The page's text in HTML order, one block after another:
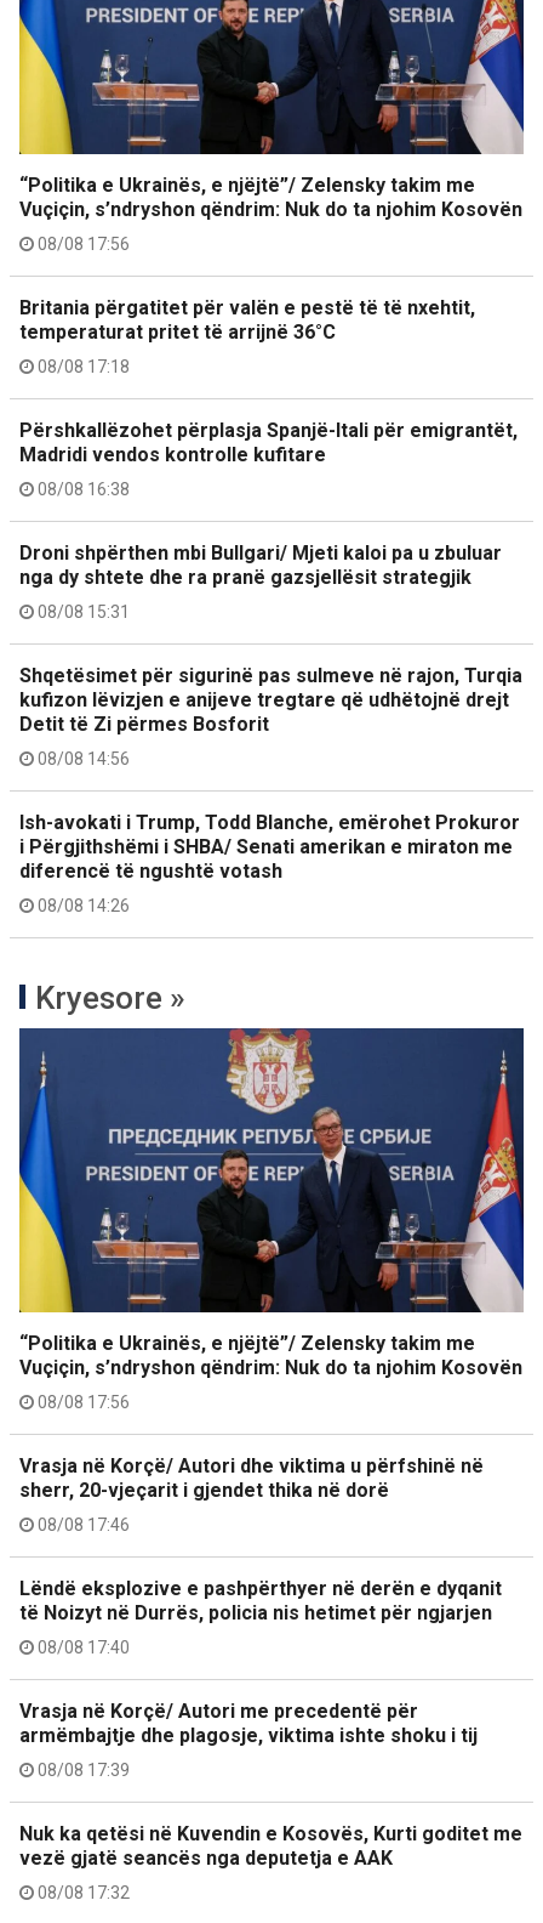
“Politika e Ukrainës, e njëjtë”/ Zelensky takim me
Vuçiçin, s’ndryshon qëndrim: Nuk do ta njohim Kosovën
08/08 17:56
Britania përgatitet për valën e pestë të të nxehtit,
temperaturat pritet të arrijnë 36°C
08/08 17:18
Përshkallëzohet përplasja Spanjë-Itali për emigrantët,
Madridi vendos kontrolle kufitare
08/08 16:38
Droni shpërthen mbi Bullgari/ Mjeti kaloi pa u zbuluar
nga dy shtete dhe ra pranë gazsjellësit strategjik
08/08 15:31
Shqetësimet për sigurinë pas sulmeve në rajon, Turqia
kufizon lëvizjen e anijeve tregtare që udhëtojnë drejt
Detit të Zi përmes Bosforit
08/08 14:56
Ish-avokati i Trump, Todd Blanche, emërohet Prokuror
i Përgjithshëmi i SHBA/ Senati amerikan e miraton me
diferencë të ngushtë votash
08/08 14:26
Kryesore »
“Politika e Ukrainës, e njëjtë”/ Zelensky takim me
Vuçiçin, s’ndryshon qëndrim: Nuk do ta njohim Kosovën
08/08 17:56
Vrasja në Korçë/ Autori dhe viktima u përfshinë në
sherr, 20-vjeçarit i gjendet thika në dorë
08/08 17:46
Lëndë eksplozive e pashpërthyer në derën e dyqanit
të Noizyt në Durrës, policia nis hetimet për ngjarjen
08/08 17:40
Vrasja në Korçë/ Autori me precedentë për
armëmbajtje dhe plagosje, viktima ishte shoku i tij
08/08 17:39
Nuk ka qetësi në Kuvendin e Kosovës, Kurti goditet me
vezë gjatë seancës nga deputetja e AAK
08/08 17:32